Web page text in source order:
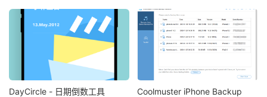
DayCircle - 日期倒数工具
Coolmuster iPhone Backup